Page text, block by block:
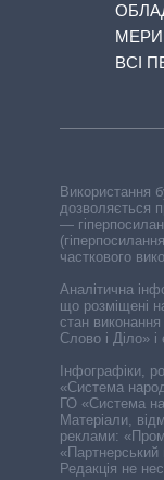
МЕРИ
ВСІ
Використання
дозволяється
—
часткового
Аналітична
що розміщені
стан
Слово і Діло»
Інфографіки,
«Система
ГО «Система
Матеріали,
реклами:
«Партнерський
Редакція не